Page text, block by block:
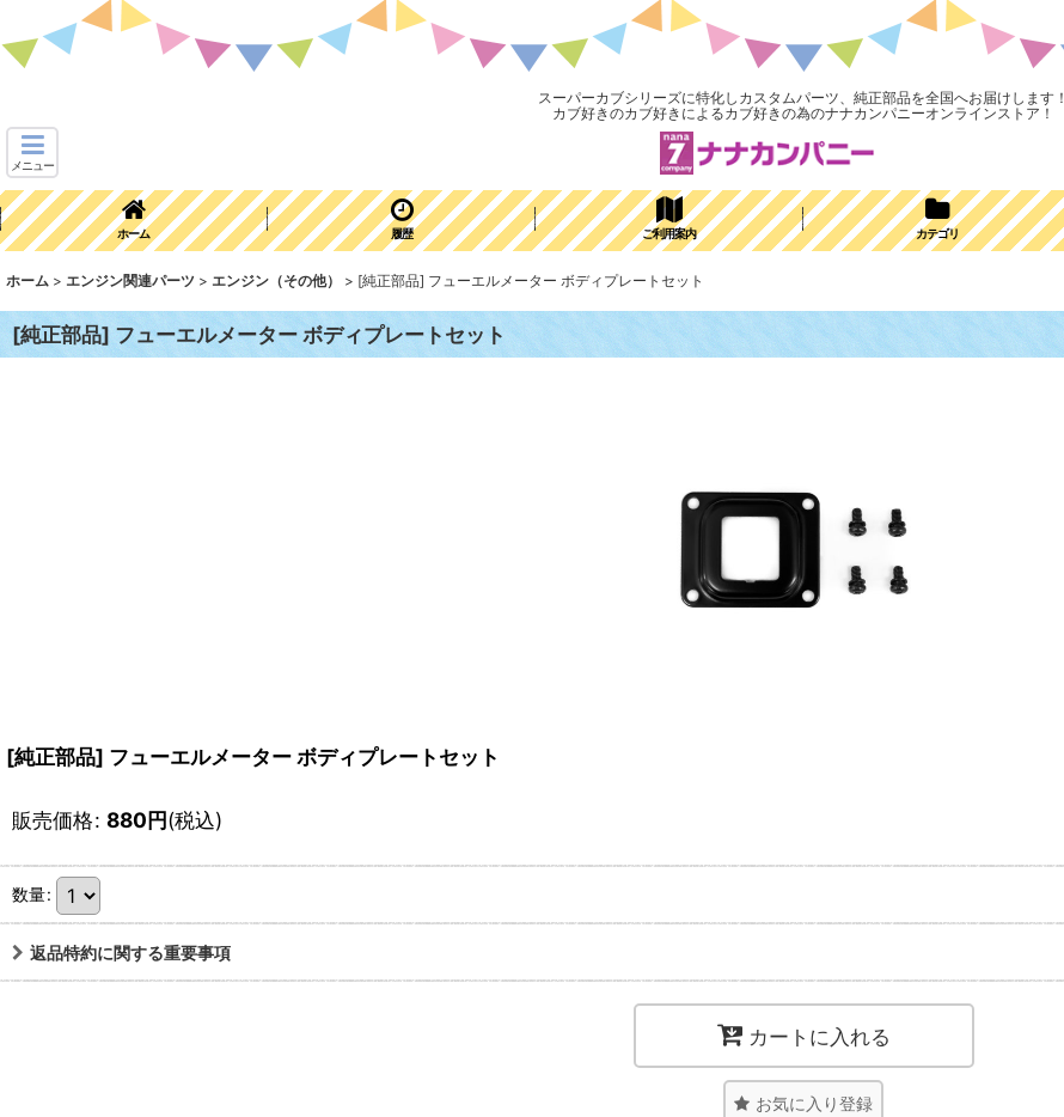
スーパーカブシリーズに特化しカスタムパーツ、純正部品を全国へお届けします！
カブ好きのカブ好きによるカブ好きの為のナナカンパニーオンラインストア！
メニュー
ホーム 履歴 ご利用案内 カテゴリ
ホーム > エンジン関連パーツ > エンジン（その他） > [純正部品] フューエルメーター ボディプレートセット
[純正部品] フューエルメーター ボディプレートセット
[純正部品] フューエルメーター ボディプレートセット
販売価格: 880円(税込)
数量:
返品特約に関する重要事項
カートに入れる
お気に入り登録